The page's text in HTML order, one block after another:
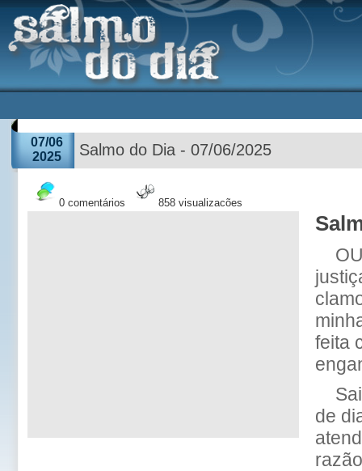
07/06
2025
Salmo do Dia - 07/06/2025
0 comentários 858 visualizações
feita
de